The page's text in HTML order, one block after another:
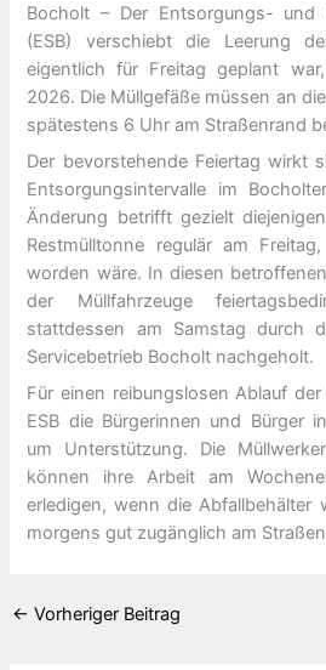
Bocholt – Der Entsorgungs- und
(ESB) verschiebt die Leerung
eigentlich für Freitag geplant
2026. Die Müllgefäße müssen an
spätestens 6 Uhr am Straßenrand
Der bevorstehende Feiertag wirkt
Entsorgungsintervalle im
Änderung betrifft gezielt
Restmülltonne regulär am
worden wäre. In diesen
der Müllfahrzeuge
stattdessen am Samstag durch
Servicebetrieb Bocholt nachgeholt.
Für einen reibungslosen Ablauf
ESB die Bürgerinnen und Bürger
um Unterstützung. Die
können ihre Arbeit am
erledigen, wenn die
morgens gut zugänglich am
← Vorheriger Beitrag